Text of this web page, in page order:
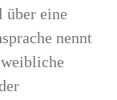
über eine
nennt